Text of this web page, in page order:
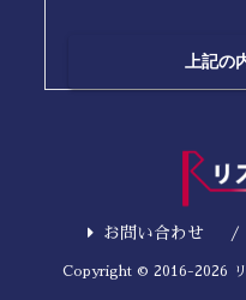
お問い合わせ
Copyright © 2016-2026